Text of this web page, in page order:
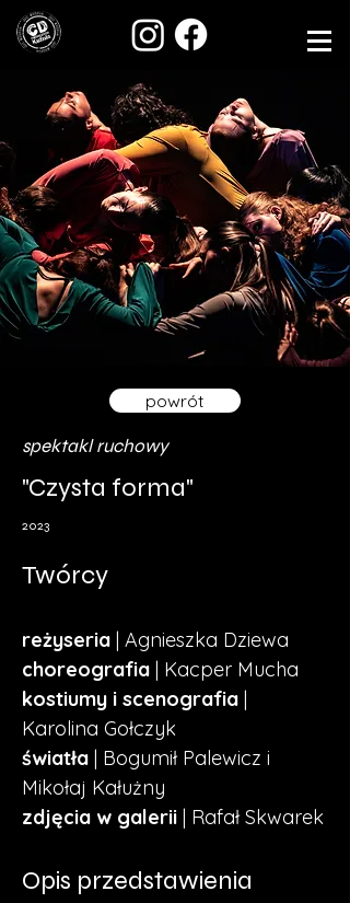
powrót
spektakl ruchowy
"Czysta forma"
2023
Twórcy
reżyseria | Agnieszka Dziewa
choreografia | Kacper Mucha
kostiumy i scenografia |
Karolina Gołczyk
światła | Bogumił Palewicz i
Mikołaj Kałużny
zdjęcia w galerii | Rafał Skwarek
Opis przedstawienia